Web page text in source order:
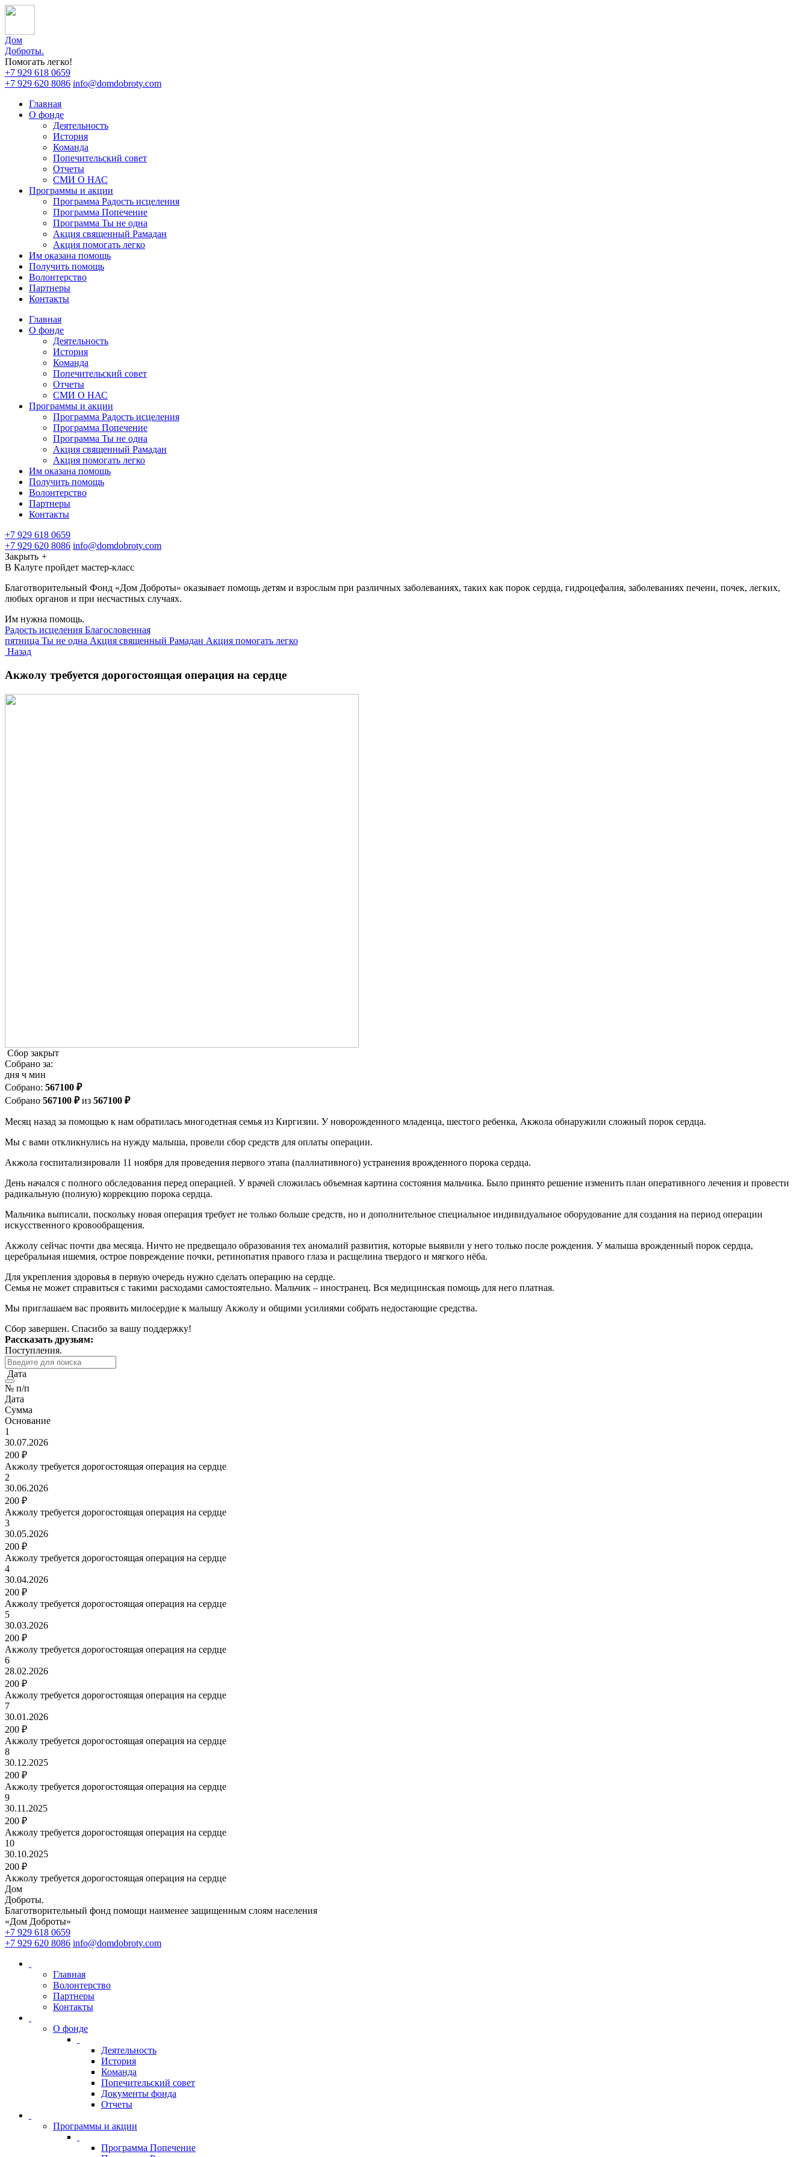
Дом
Доброты.
Помогать легко!
+7 929 618 0659
+7 929 620 8086 info@domdobroty.com
Главная
О фонде
Деятельность
История
Команда
Попечительский совет
Отчеты
СМИ О НАС
Программы и акции
Программа Радость исцеления
Программа Попечение
Программа Ты не одна
Акция священный Рамадан
Акция помогать легко
Им оказана помощь
Получить помощь
Волонтерство
Партнеры
Контакты
Главная
О фонде
Деятельность
История
Команда
Попечительский совет
Отчеты
СМИ О НАС
Программы и акции
Программа Радость исцеления
Программа Попечение
Программа Ты не одна
Акция священный Рамадан
Акция помогать легко
Им оказана помощь
Получить помощь
Волонтерство
Партнеры
Контакты
+7 929 618 0659
+7 929 620 8086 info@domdobroty.com
Закрыть +
В Калуге пройдет мастер-класс
Благотворительный Фонд «Дом Доброты» оказывает помощь детям и взрослым при различных заболеваниях, таких как порок сердца, гидроцефалия, заболеваниях печени, почек, легких,
любых органов и при несчастных случаях.
Им нужна помощь.
Радость исцеления Благословенная
пятница Ты не одна Акция священный Рамадан Акция помогать легко
Назад
Акжолу требуется дорогостоящая операция на сердце
Сбор закрыт
Собрано за:
дня ч мин
Cобрано: 567100 ₽
Собрано 567100 ₽из 567100 ₽
Месяц назад за помощью к нам обратилась многодетная семья из Киргизии. У новорожденного младенца, шестого ребенка, Акжола обнаружили сложный порок сердца.
Мы с вами откликнулись на нужду малыша, провели сбор средств для оплаты операции.
Акжола госпитализировали 11 ноября для проведения первого этапа (паллиативного) устранения врожденного порока сердца.
День начался с полного обследования перед операцией. У врачей сложилась объемная картина состояния мальчика. Было принято решение изменить план оперативного лечения и провести
радикальную (полную) коррекцию порока сердца.
Мальчика выписали, поскольку новая операция требует не только больше средств, но и дополнительное специальное индивидуальное оборудование для создания на период операции
искусственного кровообращения.
Акжолу сейчас почти два месяца. Ничто не предвещало образования тех аномалий развития, которые выявили у него только после рождения. У малыша врожденный порок сердца,
церебральная ишемия, острое повреждение почки, ретинопатия правого глаза и расщелина твердого и мягкого нёба.
Для укрепления здоровья в первую очередь нужно сделать операцию на сердце.
Семья не может справиться с такими расходами самостоятельно. Мальчик – иностранец. Вся медицинская помощь для него платная.
Мы приглашаем вас проявить милосердие к малышу Акжолу и общими усилиями собрать недостающие средства.
Сбор завершен. Спасибо за вашу поддержку!
Рассказать друзьям:
Поступления.
Дата
№ п/п
Дата
Сумма
Основание
1
30.07.2026
200 ₽
Акжолу требуется дорогостоящая операция на сердце
2
30.06.2026
200 ₽
Акжолу требуется дорогостоящая операция на сердце
3
30.05.2026
200 ₽
Акжолу требуется дорогостоящая операция на сердце
4
30.04.2026
200 ₽
Акжолу требуется дорогостоящая операция на сердце
5
30.03.2026
200 ₽
Акжолу требуется дорогостоящая операция на сердце
6
28.02.2026
200 ₽
Акжолу требуется дорогостоящая операция на сердце
7
30.01.2026
200 ₽
Акжолу требуется дорогостоящая операция на сердце
8
30.12.2025
200 ₽
Акжолу требуется дорогостоящая операция на сердце
9
30.11.2025
200 ₽
Акжолу требуется дорогостоящая операция на сердце
10
30.10.2025
200 ₽
Акжолу требуется дорогостоящая операция на сердце
Дом
Доброты.
Благотворительный фонд помощи наименее защищенным слоям населения
«Дом Доброты»
+7 929 618 0659
+7 929 620 8086 info@domdobroty.com
Главная
Волонтерство
Партнеры
Контакты
О фонде
Деятельность
История
Команда
Попечительский совет
Документы фонда
Отчеты
Программы и акции
Программа Попечение